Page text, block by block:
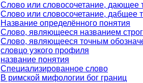
Слово или словосочетание, дающее
Слово или словосочетание, дабщее
Название определённого понятия
Слово, являющееся названием
Слово, являющееся точным
словцо узкого профиля
название понятия
Специализированное слово
В римской мифологии бог границ